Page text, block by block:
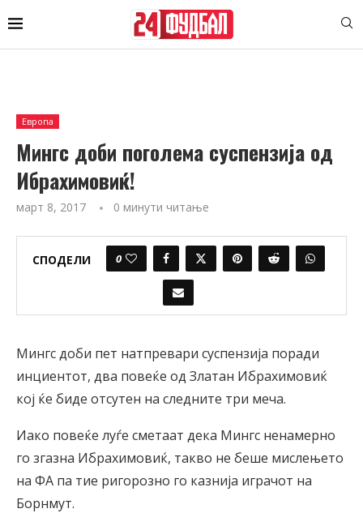
Европа
Мингс доби поголема суспензија од
Ибрахимовиќ!
март 8, 2017 0 минути читање
СПОДЕЛИ 0
Мингс доби пет натпревари суспензија поради
инциентот, два повеќе од Златан Ибрахимовиќ
кој ќе биде отсутен на следните три меча.
Иако повеќе луѓе сметаат дека Мингс ненамерно
го згазна Ибрахимовиќ, такво не беше мислењето
на ФА па тие ригорозно го казнија играчот на
Борнмут.